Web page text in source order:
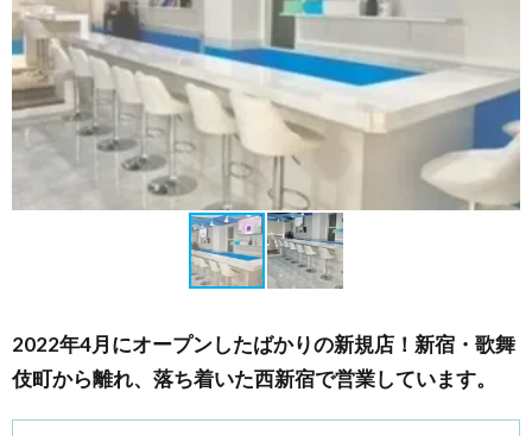
2022年4月にオープンしたばかりの新規店！新宿・歌舞
伎町から離れ、落ち着いた西新宿で営業しています。